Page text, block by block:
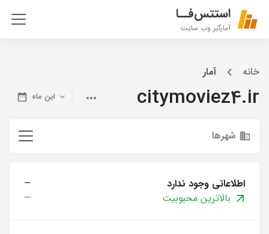
استتس‌فــا
آمارگیر وب سایت
خانه آمار
citymoviez4.ir این ماه
شهرها
اطلاعاتی وجود ندارد
—
بالاترین محبوبیت
—